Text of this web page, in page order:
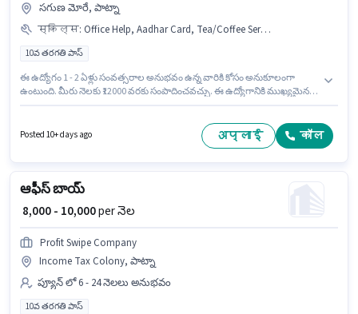
సగుణ మోరే, పాట్నా
स्किल्स: Office Help, Aadhar Card, Tea/Coffee Serving, Bank Account, Tea/Coffee Making, Photocopying, Dusting/ Cleaning, PAN Card
10వ తరగతి పాస్
ఈ ఉద్యోగం 1 - 2 ఏళ్లు సంవత్సరాల అనుభవం ఉన్న వారికి కోసం అనుకూలంగా
ఉంటుంది. మీరు నెలకు ₹12000 వరకు సంపాదించవచ్చు. ఈ ఉద్యోగానికి ముఖ్యమైన
ఉద్యోగానికి అర్హత పొందేందుకు అభ్యర్థికి Tea/Coffee Making, Dusting/ Cleaning,
Photocopying, Office Help, Tea/Coffee Serving వంటి నైపుణ్యాలు ఉండాలి. ఈ
Posted 10+ days ago अप्लाई कॉल
ఆఫీస్ బాయ్
₹ 8,000 - 10,000per నెల
Profit Swipe Company
Income Tax Colony, పాట్నా
ప్యూన్ లో 6 - 24 నెలలు అనుభవం
10వ తరగతి పాస్